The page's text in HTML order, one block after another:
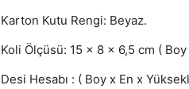
Karton Kutu Rengi: Beyaz.
Koli Ölçüsü: 15 x 8 x 6,5 cm (
Desi Hesabı : ( Boy x En x